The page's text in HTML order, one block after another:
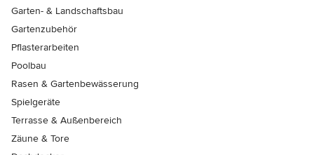
Garten- & Landschaftsbau
Gartenzubehör
Pflasterarbeiten
Poolbau
Rasen & Gartenbewässerung
Spielgeräte
Terrasse & Außenbereich
Zäune & Tore